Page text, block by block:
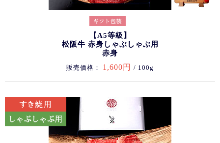
【A5等級】
松阪牛 赤身しゃぶしゃぶ用
赤身
販売価格： 1,600円 / 100g